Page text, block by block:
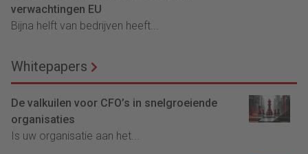
verwachtingen EU
Bijna helft van bedrijven heeft...
Whitepapers
De valkuilen voor CFO’s in snelgroeiende
organisaties
Is uw organisatie aan het...